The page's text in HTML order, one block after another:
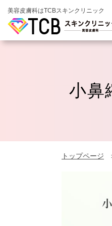
美容皮膚科はTCBスキンクリニック
小鼻
トップページ